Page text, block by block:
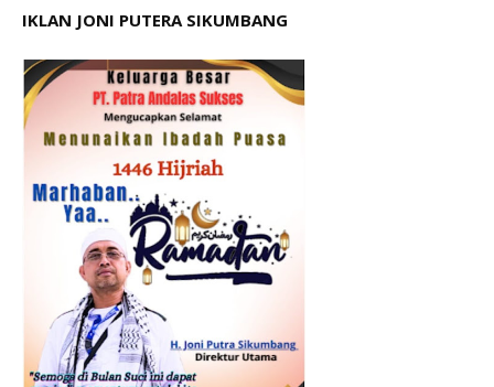
IKLAN JONI PUTERA SIKUMBANG